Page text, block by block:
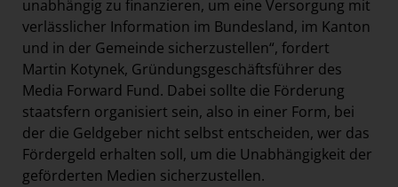
unabhängig zu finanzieren, um eine Versorgung mit
verlässlicher Information im Bundesland, im Kanton
und in der Gemeinde sicherzustellen“, fordert
Martin Kotynek, Gründungsgeschäftsführer des
Media Forward Fund. Dabei sollte die Förderung
staatsfern organisiert sein, also in einer Form, bei
der die Geldgeber nicht selbst entscheiden, wer das
Fördergeld erhalten soll, um die Unabhängigkeit der
geförderten Medien sicherzustellen.